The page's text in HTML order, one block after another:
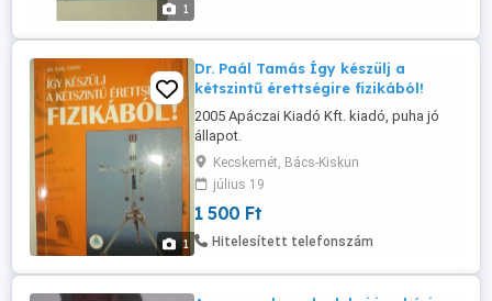
1
1
Dr. Paál Tamás Így készülj a
kétszintű érettségire fizikából!
2005 Apáczai Kiadó Kft. kiadó, puha jó
állapot.
Kecskemét, Bács-Kiskun
július 19
1 500 Ft
Hitelesített telefonszám